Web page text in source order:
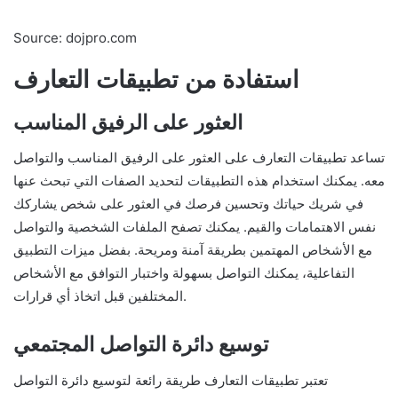
Source: dojpro.com
استفادة من تطبيقات التعارف
العثور على الرفيق المناسب
تساعد تطبيقات التعارف على العثور على الرفيق المناسب والتواصل
معه. يمكنك استخدام هذه التطبيقات لتحديد الصفات التي تبحث عنها
في شريك حياتك وتحسين فرصك في العثور على شخص يشاركك
نفس الاهتمامات والقيم. يمكنك تصفح الملفات الشخصية والتواصل
مع الأشخاص المهتمين بطريقة آمنة ومريحة. بفضل ميزات التطبيق
التفاعلية، يمكنك التواصل بسهولة واختبار التوافق مع الأشخاص
المختلفين قبل اتخاذ أي قرارات.
توسيع دائرة التواصل المجتمعي
تعتبر تطبيقات التعارف طريقة رائعة لتوسيع دائرة التواصل